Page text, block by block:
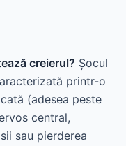
creierul? Șocul
printr-o
(adesea peste
central,
sau pierderea